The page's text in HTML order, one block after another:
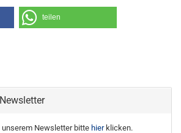
teilen
unserem Newsletter bitte hierklicken.